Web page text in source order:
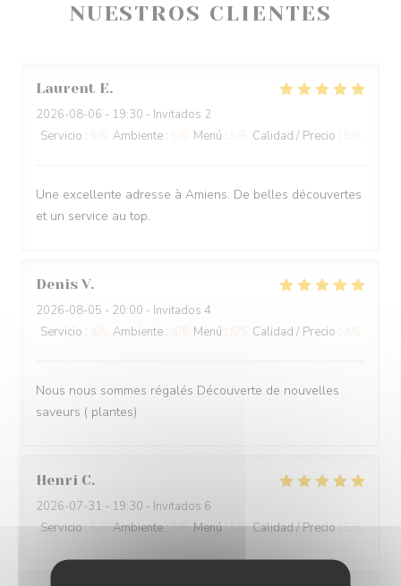
NUESTROS CLIENTES
Laurent E
2026-08-06 - 19:30 - Invitados 2
Servicio : Ambiente : Menú : Calidad / Precio :
Une excellente adresse à Amiens. De belles découvertes
et un service au top.
Denis V
2026-08-05 - 20:00 - Invitados 4
Servicio : Ambiente : Menú : Calidad / Precio :
Nous nous sommes régalés Découverte de nouvelles
saveurs ( plantes)
Henri C
2026-07-31 - 19:30 - Invitados 6
Servicio:5/5 Ambiente:5/5 Menú:5/5 Calidad / Precio: 5/5